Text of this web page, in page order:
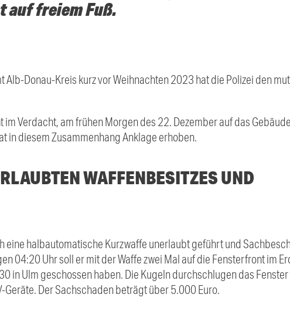
auf freiem Fuß.
Alb-Donau-Kreis kurz vor Weihnachten 2023 hat die Polizei den
Verdacht, am frühen Morgen des 22. Dezember auf das
in diesem Zusammenhang Anklage erhoben.
WAFFENBESITZES UND
eine halbautomatische Kurzwaffe unerlaubt geführt und
04:20 Uhr soll er mit der Waffe zwei Mal auf die Fensterfront im
in Ulm geschossen haben. Die Kugeln durchschlugen das
Geräte. Der Sachschaden beträgt über 5.000 Euro.